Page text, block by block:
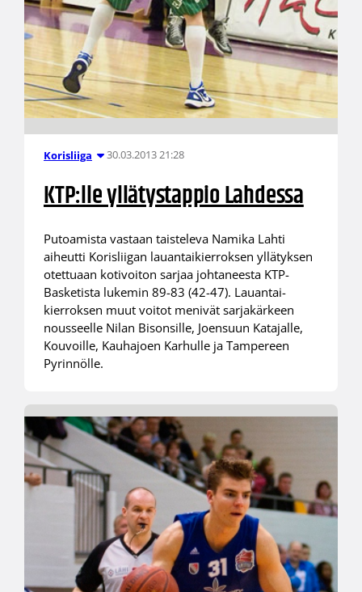
Korisliiga 30.03.2013 21:28
KTP:lle yllätystappio Lahdessa
Putoamista vastaan taisteleva Namika Lahti
aiheutti Korisliigan lauantaikierroksen yllätyksen
otettuaan kotivoiton sarjaa johtaneesta KTP-
Basketista lukemin 89-83 (42-47). Lauantai-
kierroksen muut voitot menivät sarjakärkeen
nousseelle Nilan Bisonsille, Joensuun Katajalle,
Kouvoille, Kauhajoen Karhulle ja Tampereen
Pyrinnölle.